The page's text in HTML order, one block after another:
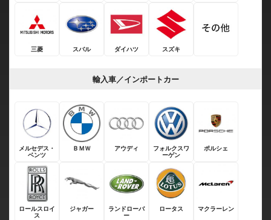
三菱 スバル ダイハツ スズキ
輸入車／インポートカー
メルセデス・
ベンツ
ＢＭＷ アウディ
フォルクスワ
ーゲン
ポルシェ
ロールスロイ
ス
ジャガー
ランドローバ
ー
ロータス マクラーレン